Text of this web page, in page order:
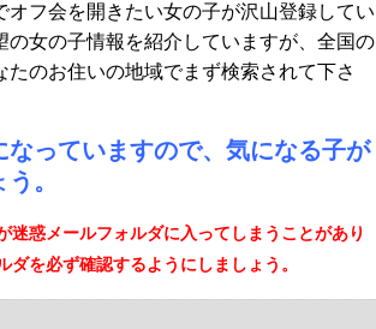
フ会を開きたい女の子が沢山登録してい
女の子情報を紹介していますが、全国の
のお住いの地域でまず検索されて下さ
っていますので、気になる子が
。
惑メールフォルダに入ってしまうことがあり
を必ず確認するようにしましょう。